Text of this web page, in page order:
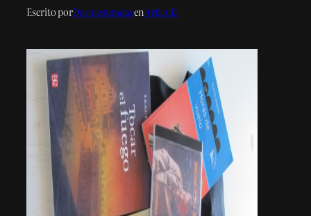
Escrito porDesmesuradasenArtículo